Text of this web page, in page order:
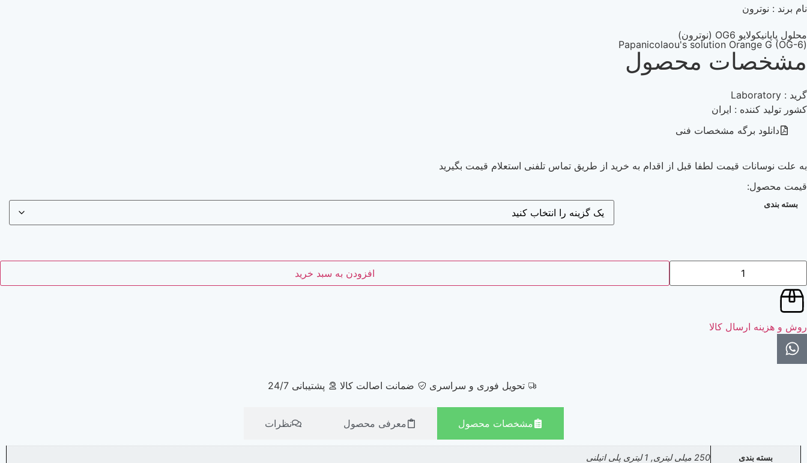
نام برند : نوترون
محلول پاپانیکولایو OG6 (نوترون)
(Papanicolaou's solution Orange G (OG-6
مشخصات محصول
گرید : Laboratory
کشور تولید کننده : ایران
دانلود برگه مشخصات فنی
به علت نوسانات قیمت لطفا قبل از اقدام به خرید از طریق تماس تلفنی استعلام قیمت بگیرید
قیمت محصول:
بسته بندی
افزودن به سبد خرید
روش و هزینه ارسال کالا
تحویل فوری و سراسری ضمانت اصالت کالا پشتیبانی 24/7
مشخصات محصول معرفی محصول نظرات
بسته بندی 250 میلی لیتری, 1 لیتری پلی اتیلنی